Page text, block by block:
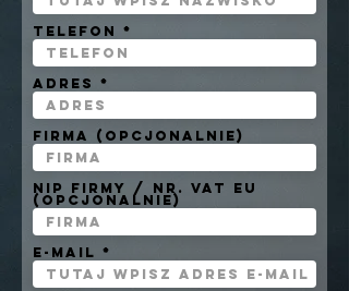
Telefon
Adres
Firma (opcjonalnie)
NIP Firmy / Nr. VAT EU
(opcjonalnie)
E-mail